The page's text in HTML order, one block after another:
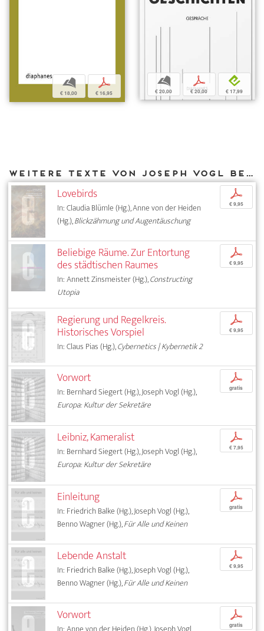
b
€ 18,00
p
€ 16,95
b
€ 20,00
p
€ 20,00
e
€ 17,99
Weitere Texte von Joseph Vogl bei DIAPHANES
Lovebirds
In: Claudia Blümle (Hg.), Anne von der Heiden
(Hg.),Blickzähmung und Augentäuschung
p
€ 9,95
Beliebige Räume. Zur Entortung
des städtischen Raumes
In: Annett Zinsmeister (Hg.),Constructing
Utopia
p
€ 9,95
Regierung und Regelkreis.
Historisches Vorspiel
In: Claus Pias (Hg.),Cybernetics | Kybernetik 2
p
€ 9,95
Vorwort
In: Bernhard Siegert (Hg.), Joseph Vogl (Hg.),
Europa: Kultur der Sekretäre
p
gratis
Leibniz, Kameralist
In: Bernhard Siegert (Hg.), Joseph Vogl (Hg.),
Europa: Kultur der Sekretäre
p
€ 7,95
Einleitung
In: Friedrich Balke (Hg.), Joseph Vogl (Hg.),
Benno Wagner (Hg.),Für Alle und Keinen
p
gratis
Lebende Anstalt
In: Friedrich Balke (Hg.), Joseph Vogl (Hg.),
Benno Wagner (Hg.),Für Alle und Keinen
p
€ 9,95
Vorwort p
gratis